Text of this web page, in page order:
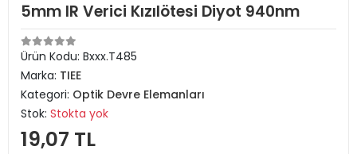
5mm IR Verici Kızılötesi Diyot 940nm
Ürün Kodu: Bxxx.T485
Marka: TIEE
Kategori: Optik Devre Elemanları
Stok: Stokta yok
19,07 TL